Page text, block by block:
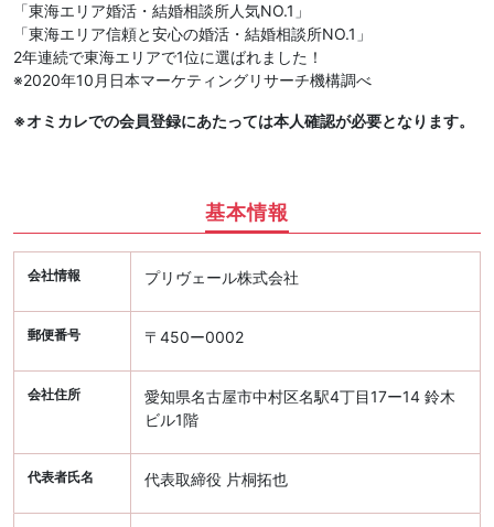
「東海エリア婚活・結婚相談所人気NO.1」
「東海エリア信頼と安心の婚活・結婚相談所NO.1」
2年連続で東海エリアで1位に選ばれました！
※2020年10月日本マーケティングリサーチ機構調べ
※オミカレでの会員登録にあたっては本人確認が必要となります。
基本情報
会社情報 プリヴェール株式会社
郵便番号 〒450ー0002
会社住所
愛知県名古屋市中村区名駅4丁目17ー14 鈴木
ビル1階
代表者氏名 代表取締役 片桐拓也